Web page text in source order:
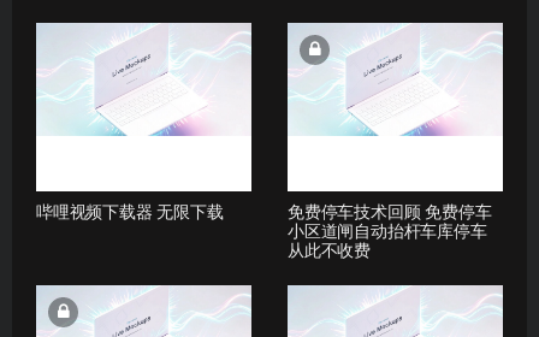
哔哩视频下载器 无限下载
免费停车技术回顾 免费停车
小区道闸自动抬杆车库停车
从此不收费